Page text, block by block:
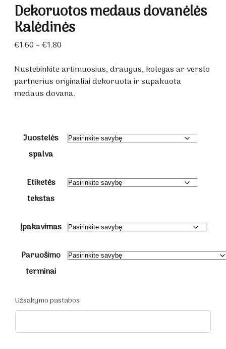
Dekoruotos medaus dovanėlės
Kalėdinės
€1.60–€1.80
€1.60
through
€1.80
Nustebinkite artimuosius, draugus, kolegas ar verslo
partnerius originaliai dekoruota ir supakuota
medaus dovana.
Juostelės
spalva
Etiketės
tekstas
Įpakavimas
Paruošimo
terminai
Užsakymo pastabos